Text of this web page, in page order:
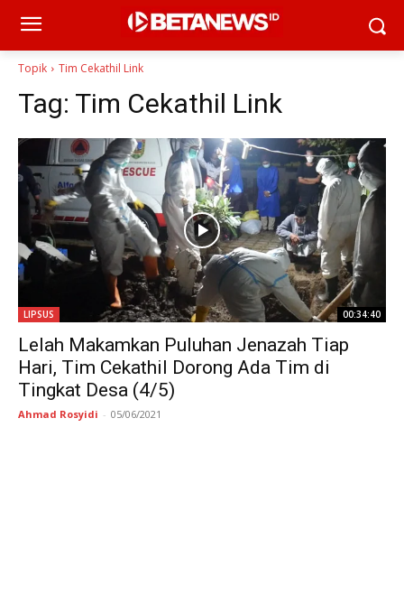
Topik Tim Cekathil Link
Tag: Tim Cekathil Link
LIPSUS 00:34:40
Lelah Makamkan Puluhan Jenazah Tiap
Hari, Tim Cekathil Dorong Ada Tim di
Tingkat Desa (4/5)
Ahmad Rosyidi - 05/06/2021